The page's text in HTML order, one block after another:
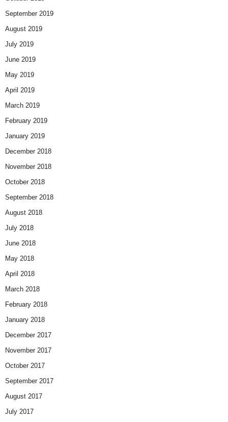
September 2019
August 2019
July 2019
June 2019
May 2019
April 2019
March 2019
February 2019
January 2019
December 2018
November 2018
October 2018
September 2018
August 2018
July 2018
June 2018
May 2018
April 2018
March 2018
February 2018
January 2018
December 2017
November 2017
October 2017
September 2017
August 2017
July 2017